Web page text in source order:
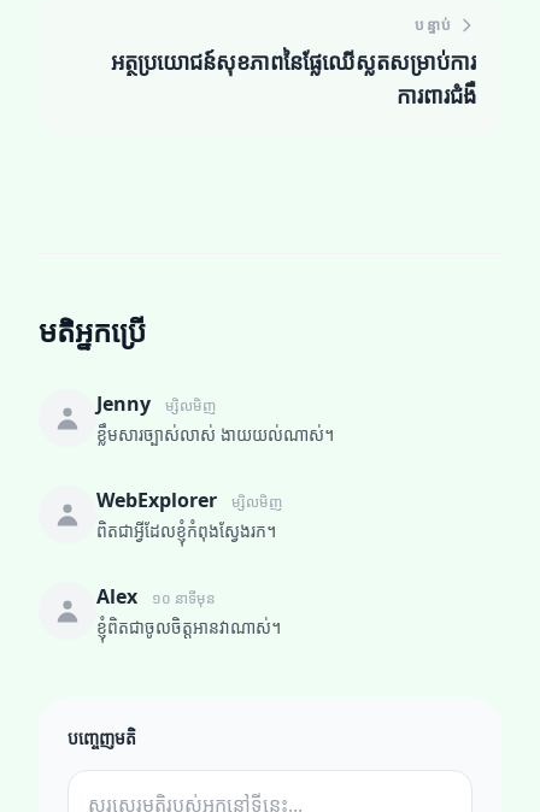
បន្ទាប់
អត្ថប្រយោជន៍សុខភាពនៃផ្លែឈើស្លត​​សម្រាប់ការ
ការពារជំងឺ
មតិអ្នកប្រើ
Jenny ម្សិលមិញ
ខ្លឹមសារច្បាស់លាស់ ងាយយល់ណាស់។
WebExplorer ម្សិលមិញ
ពិតជាអ្វីដែលខ្ញុំកំពុងស្វែងរក។
Alex ១០ នាទីមុន
ខ្ញុំពិតជាចូលចិត្តអានវាណាស់។
បញ្ចេញមតិ